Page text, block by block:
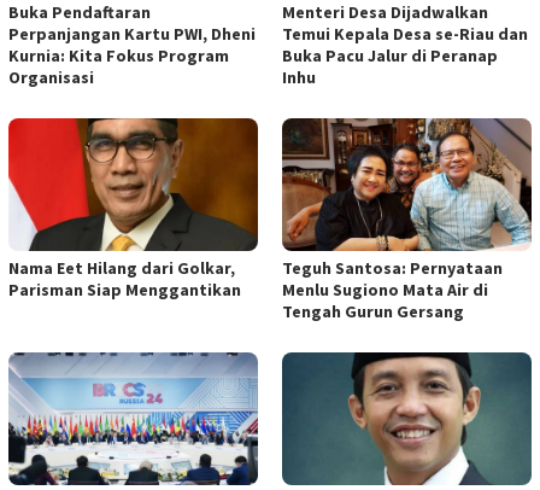
Buka Pendaftaran
Perpanjangan Kartu PWI, Dheni
Kurnia: Kita Fokus Program
Organisasi
Menteri Desa Dijadwalkan
Temui Kepala Desa se-Riau dan
Buka Pacu Jalur di Peranap
Inhu
Nama Eet Hilang dari Golkar,
Parisman Siap Menggantikan
Teguh Santosa: Pernyataan
Menlu Sugiono Mata Air di
Tengah Gurun Gersang